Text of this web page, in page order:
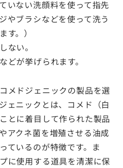
いない洗顔料を使って指先
やブラシなどを使って洗う
す。）
ない。
が挙げられます。
メドジェニックの製品を選
ェニックとは、コメド（白
とに着目して作られた製品
アクネ菌を増殖させる油成
ているのが特徴です。ま
に使用する道具を清潔に保